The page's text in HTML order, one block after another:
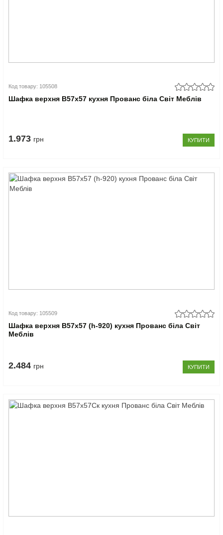
Код товару: 105508
Шафка верхня В57x57 кухня Прованс біла Світ Меблів
1.973 грн КУПИТИ
Код товару: 105509
Шафка верхня В57x57 (h-920) кухня Прованс біла Світ
Меблів
2.484 грн КУПИТИ